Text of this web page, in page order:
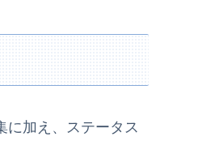
に加え、ステータス